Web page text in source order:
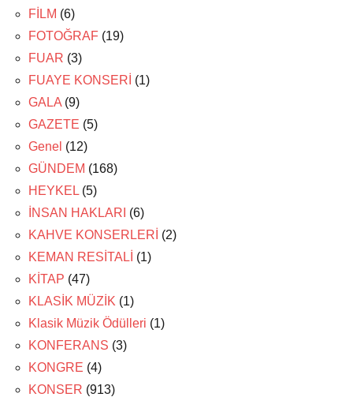
FİLM (6)
FOTOĞRAF (19)
FUAR (3)
FUAYE KONSERİ (1)
GALA (9)
GAZETE (5)
Genel (12)
GÜNDEM (168)
HEYKEL (5)
İNSAN HAKLARI (6)
KAHVE KONSERLERİ (2)
KEMAN RESİTALİ (1)
KİTAP (47)
KLASİK MÜZİK (1)
Klasik Müzik Ödülleri (1)
KONFERANS (3)
KONGRE (4)
KONSER (913)